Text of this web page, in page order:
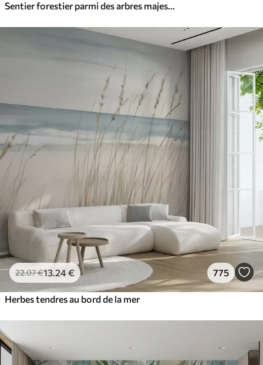
22.07€13 .24€ 775
Herbes tendres au bord de la mer